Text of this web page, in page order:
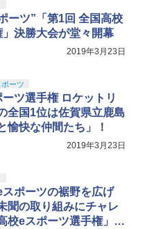
】Thrustmaster スラスト
精度 H パターン シフター
の刃」無限城編 第一章 猗
生産限定版 [Blu-ray]
限定】劇場版モノノ怪
(オリジナル特典:オリジナル
ー特典:【坤と離】二振りの
ド付) [DVD]
ーツ”「第1回 全国高校
決勝大会が堂々開幕
2019年3月23日
ーツ
ーツ選手権 ロケットリ
全国1位は佐賀県立鹿島
愉快な仲間たち」！
2019年3月23日
スポーツの裾野を広げ
聞の取り組みにチャレ
校eスポーツ選手権」。